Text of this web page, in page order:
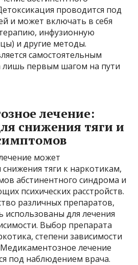
проводится под
и может включать в себя
инфузионную
и другие методы.
самостоятельным
лишь первым шагом на пути
лечение:
снижения тяги и
может
снижения тяги к наркотикам,
абстинентного синдрома и
психических расстройств.
различных препаратов,
использованы для лечения
Выбор препарата
степени зависимости
лечение
под наблюдением врача.